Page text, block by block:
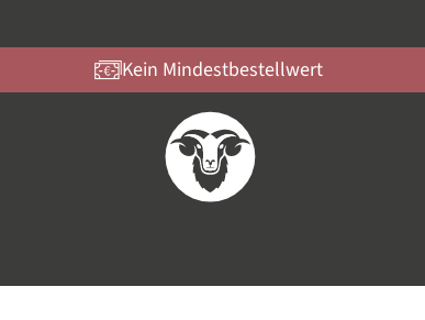
Kein Mindestbestellwert